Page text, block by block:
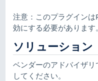
注意：このプラグイン
効にする必要があります。
ソリューション
ベンダーのアドバイザ
してください。